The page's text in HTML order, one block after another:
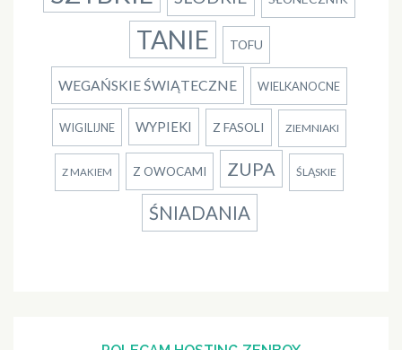
TANIE TOFU
WEGAŃSKIE ŚWIĄTECZNE WIELKANOCNE
WIGILIJNE WYPIEKI Z FASOLI ZIEMNIAKI
Z MAKIEM Z OWOCAMI ZUPA ŚLĄSKIE
ŚNIADANIA